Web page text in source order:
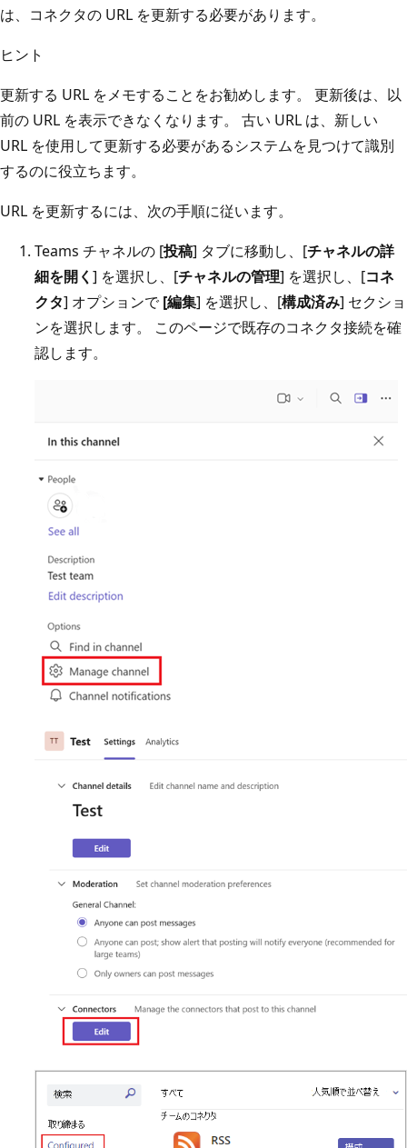
は、コネクタの URL を更新する必要があります。
ヒント
更新する URL をメモすることをお勧めします。 更新後は、以
前の URL を表示できなくなります。 古い URL は、新しい
URL を使用して更新する必要があるシステムを見つけて識別
するのに役立ちます。
URL を更新するには、次の手順に従います。
Teams チャネルの [投稿] タブに移動し、[チャネルの詳
細を開く ] を選択し、[チャネルの管理] を選択し、[コネ
クタ] オプションで[編集] を選択し、[構成済み] セクショ
ンを選択します。 このページで既存のコネクタ接続を確
認します。